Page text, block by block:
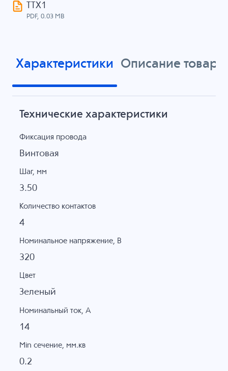
ТТХ1
PDF, 0.03 MB
Характеристики Описание товара
Технические характеристики
Фиксация провода
Винтовая
Шаг, мм
3.50
Количество контактов
4
Номинальное напряжение, B
320
Цвет
Зеленый
Номинальный ток, А
14
Min сечение, мм.кв
0.2